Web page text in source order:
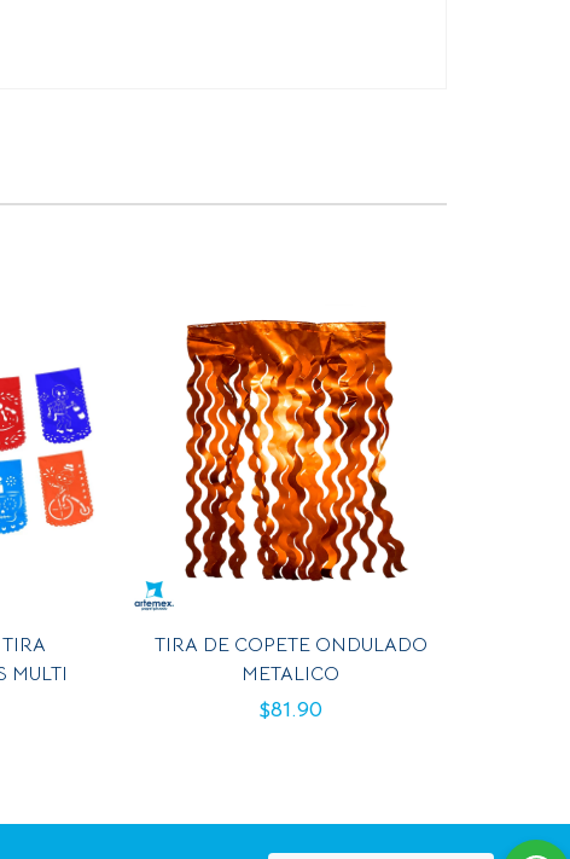
MULTI
TIRA DE COPETE ONDULADO
METALICO
$81.90